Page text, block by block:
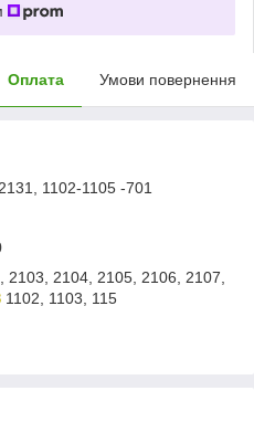
Оплата Умови повернення
1102-1105 -701
2103, 2104, 2105, 2106, 2107,
1102, 1103, 115